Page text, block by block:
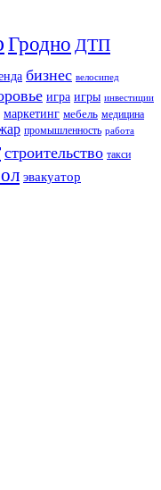
Гродно ДТП
бизнес велосипед
игра игры инвестиции
маркетинг мебель медицина
промышленность работа
строительство такси
эвакуатор